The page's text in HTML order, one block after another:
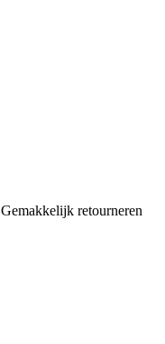
Gemakkelijk retourneren